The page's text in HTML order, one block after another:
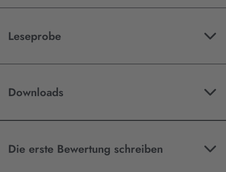
Leseprobe
Downloads
Die erste Bewertung schreiben